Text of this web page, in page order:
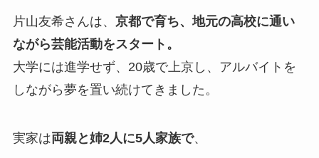
片山友希さんは、 京都で育ち、地元の高校に通い
ながら芸能活動をスタート。
大学には進学せず、20歳で上京し、アルバイトを
しながら夢を置い続けてきました。
実家は両親と姉2人に5人家族で、